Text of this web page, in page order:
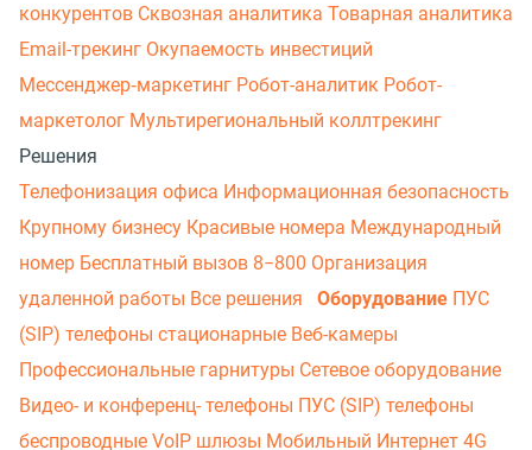
конкурентов Сквозная аналитика Товарная аналитика
Email-трекинг Окупаемость инвестиций
Мессенджер‑маркетинг Робот-аналитик Робот-
маркетолог Мультирегиональный коллтрекинг
Решения
Телефонизация офиса Информационная безопасность
Крупному бизнесу Красивые номера Международный
номер Бесплатный вызов 8−800 Организация
удаленной работы Все решения Оборудование ПУС
(SIP) телефоны стационарные Веб-камеры
Профессиональные гарнитуры Сетевое оборудование
Видео- и конференц- телефоны ПУС (SIP) телефоны
беспроводные VoIP шлюзы Мобильный Интернет 4G